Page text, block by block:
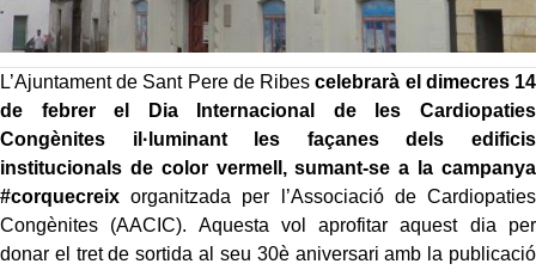
L’Ajuntament de Sant Pere de Ribes celebrarà el dimecres 14
de febrer el Dia Internacional de les Cardiopaties
Congènites il·luminant les façanes dels edificis
institucionals de color vermell, sumant-se a la campanya
#corquecreix organitzada per l’Associació de Cardiopaties
Congènites (AACIC). Aquesta vol aprofitar aquest dia per
donar el tret de sortida al seu 30è aniversari amb la publicació